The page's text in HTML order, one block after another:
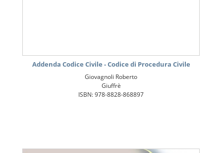
Addenda Codice Civile - Codice di Procedura Civile
Giovagnoli Roberto
Giuffrè
ISBN: 978-8828-868897